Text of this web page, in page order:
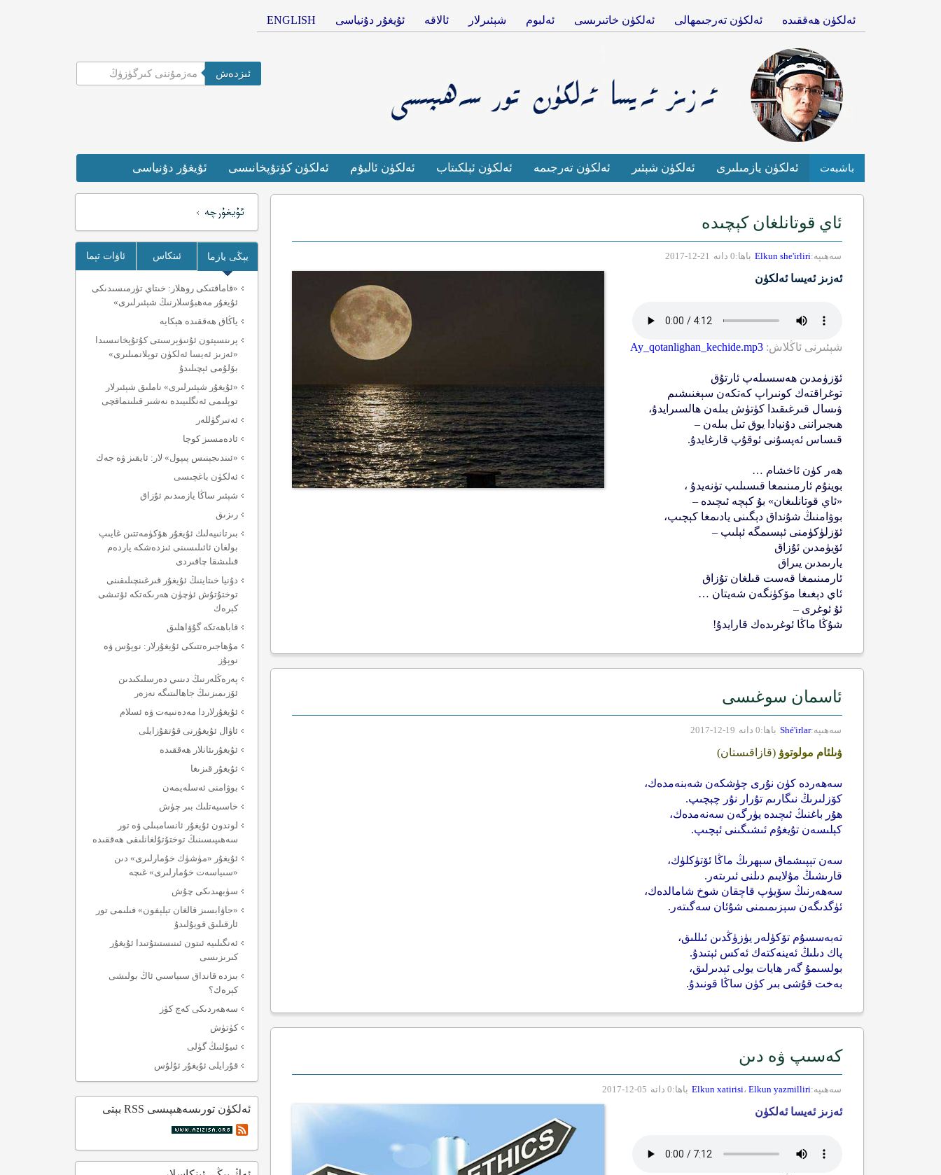
ئەلكۈن ھەققىدە ئەلكۈن تەرجىمھالى ئەلكۈن خاتىرىسى ئەلبوم شېئىرلار ئالاقە ئۇيغۇر دۇنياسى ENGLISH
ئىزدەش
باشبەت ئەلكۈن يازمىلىرى ئەلكۈن شېئىر ئەلكۈن تەرجىمە ئەلكۈن ئېلكىتاب ئەلكۈن ئالبۇم ئەلكۈن كۈتۇپخانىسى ئۇيغۇر دۇنياسى
ئاي قوتانلغان كېچىدە
سەھىپە:Elkun she'irliri باھا:0 دانە 21-12-2017
ئەزىز ئەيسا ئەلكۈن
شېئىرنى ئاڭلاش: Ay_qotanlighan_kechide.mp3
ئۆزۈمدىن ھەسسىلەپ ئارتۇق
توغراقتەك كونىراپ كەتكەن سېغنىشىم
ۋىسال قىرغىقىدا كۈتۈش بىلەن ھالسىرايدۇ،
ھىجىراننى دۇنيادا يوق تىل بىلەن –
قىساس ئەپسۇنى ئوقۇپ قارغايدۇ.
ھەر كۈن ئاخشام …
بوينۇم ئارمىنىمغا قىسىلىپ تۈنەيدۇ ،
«ئاي قوتانلىغان» بۇ كېچە ئىچىدە –
بوۋامنىڭ شۇنداق دېگىنى يادىمغا كېچىپ،
ئۆزلۈكۈمنى ئېسىمگە ئېلىپ –
ئۆيۈمدىن ئۇزاق
يارىمدىن يىراق
ئارمىنىمغا قەست قىلغان تۇزاق
ئاي دېغىغا مۆكۈنگەن شەيتان …
ئۇ ئوغرى –
شۇڭا ماڭا ئوغرىدەك قارايدۇ!
ئاسمان سوغىسى
سەھىپە:Shé'irlar باھا:0 دانە 19-12-2017
ۋىلئام مولوتوۋ (قازاقىستان)
سەھەردە كۈن نۇرى چۈشكەن شەبنەمدەك،
كۆزلىرىڭ نىگارىم تۇرار نۇر چېچىپ.
ھۇر باغنىڭ ئىچىدە يۈرگەن سەنەمدەك،
كېلىسەن تۇيغۇم ئىشىگىنى ئېچىپ.
سەن تېپىشماق سېھرىڭ ماڭا ئۆتۈكلۈك،
قارىشىڭ مۇلايىم دىلنى ئىرىتەر.
سەھەرنىڭ سۆيۈپ قاچقان شوخ شامالدەك،
ئۈگدىگەن سېزىمىمنى شۇئان سەگىتەر.
تەبەسسۇم تۆكۈلەر يۈزۈڭدىن ئىللىق،
پاك دىلىڭ ئەينەكتەك ئەكس ئېتىدۇ.
بولسىمۇ گەر ھايات يولى ئېدىرلىق،
بەخت قۇشى بىر كۈن ساڭا قونىدۇ.
كەسىپ ۋە دىن
سەھىپە: Elkun xatirisi، Elkun yazmilliri باھا:0 دانە 05-12-2017
ئەزىز ئەيسا ئەلكۈن
يېڭى يازما ئىنكاس ئاۋات تېما
«قاماقتىكى روھلار: خىتاي تۈرمىسىدىكى
ئۇيغۇر مەھبۇسلارنىڭ شېئىرلىرى»
ياڭاق ھەققىدە ھېكايە
پرىنسېتون ئۇنىۋېرسىتى كۇتۇپخانىسىدا
«ئەزىز ئەيسا ئەلكۈن توپلانمىلىرى»
بۆلۇمى ئېچىلىدۇ
«ئۇيغۇر شېئىرلىرى» ناملىق شېئىرلار
توپلىمى ئەنگلىيىدە نەشىر قىلىنماقچى
ئەتىرگۈللەر
ئادەمسىز كوچا
«ئىندىجېنىس پىپول» لار: ئايقىز ۋە جەك
ئەلكۈن باغچىسى
شېئىر ساڭا يازمىدىم ئۇزاق
رىزىق
بىرتانىيەلىك ئۇيغۇر ھۆكۈمەتتىن غايىپ
بولغان ئائىلىسىنى ئىزدەشكە ياردەم
قىلىشقا چاقىردى
دۇنيا خىتاينىڭ ئۇيغۇر قىرغىنچىلىقىنى
توختۇتۇش ئۈچۈن ھەرىكەتكە ئۆتىشى
كېرەك
قاباھەتكە گۇۋاھلىق
مۇھاجىرەتتىكى ئۇيغۇرلار: نوپۇس ۋە
نوپۇز
پەرەڭلەرنىڭ دىنىي دەرسلىكىدىن
ئۆزىمىزنىڭ جاھالىتىگە نەزەر
ئۇيغۇرلاردا مەدەنىيەت ۋە ئسلام
ئاۋال ئۇيغۇرنى قۇتقۇزايلى
ئۇيغۇرىئانلار ھەققىدە
ئۇيغۇر قىزىغا
بوۋامنى ئەسلەيمەن
خاسىيەتلىك بىر چۈش
لوندون ئۇيغۇر ئانسامبىلى ۋە تور
سەھىپىسىنىڭ توختۇتۇلغانلىقى ھەققىدە
ئۇيغۇر «مۈشۈك خۇمارلىرى» دىن
«سىياسەت خۇمارلىرى» غىچە
سۈبھىدىكى چۇش
«جاۋابسىز قالغان تېلېفون» فىلىمى تور
ئارقىلىق قويۇلىدۇ
ئەنگىلىيە ئىتون ئىنىستىتۇتىدا ئۇيغۇر
كىرىزىسى
بىزدە قانداق سىياسىي ئاڭ بولىشى
كېرەك؟
سەھەردىكى كەچ كۈز
كۈتۈش
ئىيۇلنىڭ گۈلى
قۇرايلى ئۇيغۇر ئۇلۇس
ئەلكۈن تورىسەھىپىسى RSS بېتى